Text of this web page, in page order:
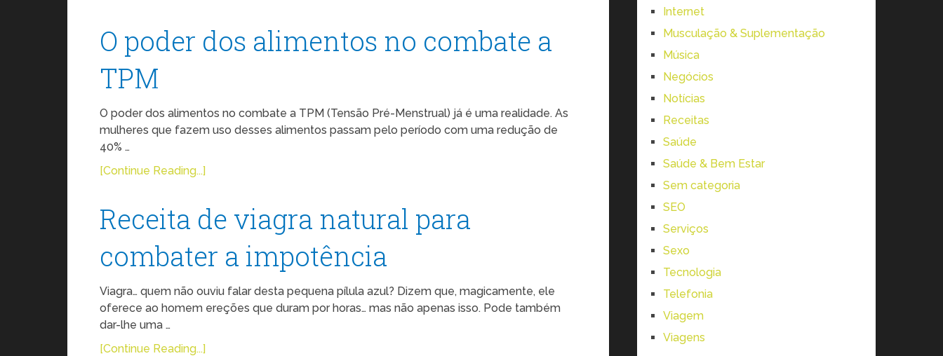
O poder dos alimentos no combate a
TPM
O poder dos alimentos no combate a TPM (Tensão Pré-Menstrual) já é uma realidade. As
mulheres que fazem uso desses alimentos passam pelo período com uma redução de
40% …
[Continue Reading...]
Receita de viagra natural para
combater a impotência
Viagra… quem não ouviu falar desta pequena pílula azul? Dizem que, magicamente, ele
oferece ao homem ereções que duram por horas… mas não apenas isso. Pode também
dar-lhe uma …
[Continue Reading...]
Internet
Musculação & Suplementação
Música
Negócios
Notícias
Receitas
Saúde
Saúde & Bem Estar
Sem categoria
SEO
Serviços
Sexo
Tecnologia
Telefonia
Viagem
Viagens